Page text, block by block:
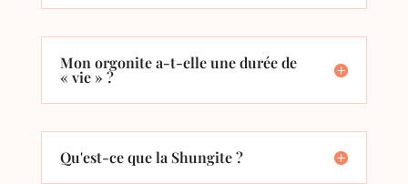
Mon orgonite a-t-elle une durée de
« vie » ?
Qu'est-ce que la Shungite ?